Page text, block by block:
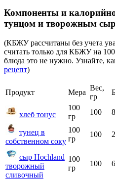
Компоненты и
тунцом и творожным
(КБЖУ рассчитаны без учета
считать только для КБЖУ на
блюда это не нужно. Узнайте,
рецепт)
Продукт Мера
Вес,
гр
хлеб тонус
100
гр
100 8
тунец в
собственном соку
100
гр
100
сыр Hochland
творожный
сливочный
100
гр
100